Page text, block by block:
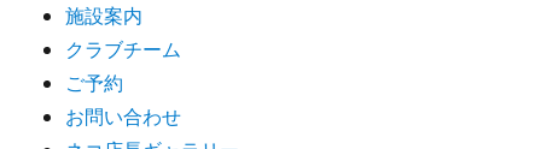
施設案内
クラブチーム
ご予約
お問い合わせ